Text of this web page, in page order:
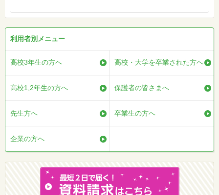
利用者別メニュー
高校3年生の方へ 高校・大学を卒業された方へ
高校1,2年生の方へ 保護者の皆さまへ
先生方へ 卒業生の方へ
企業の方へ